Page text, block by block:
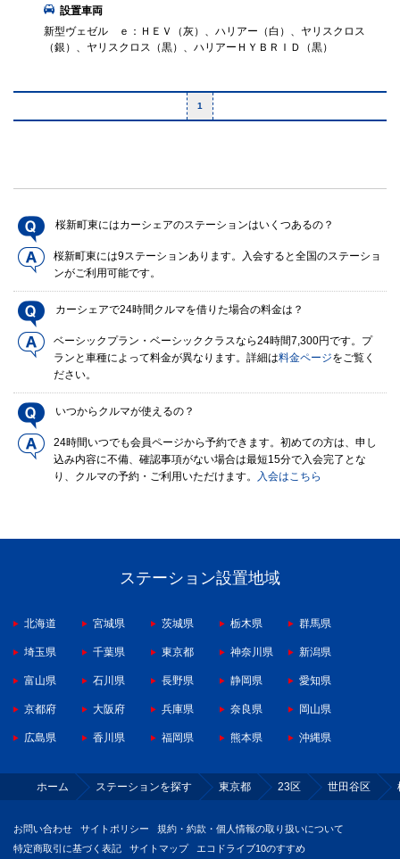
設置車両
新型ヴェゼル ｅ：ＨＥＶ（灰）、ハリアー（白）、ヤリスクロス
（銀）、ヤリスクロス（黒）、ハリアーＨＹＢＲＩＤ（黒）
1
桜新町東にはカーシェアのステーションはいくつあるの？
桜新町東には9ステーションあります。入会すると全国のステーショ
ンがご利用可能です。
カーシェアで24時間クルマを借りた場合の料金は？
ベーシックプラン・ベーシッククラスなら24時間7,300円です。プ
ランと車種によって料金が異なります。詳細は料金ページをご覧く
ださい。
いつからクルマが使えるの？
24時間いつでも会員ページから予約できます。初めての方は、申し
込み内容に不備、確認事項がない場合は最短15分で入会完了とな
り、クルマの予約・ご利用いただけます。
入会はこちら
ステーション設置地域
北海道 宮城県 茨城県 栃木県 群馬県
埼玉県 千葉県 東京都 神奈川県 新潟県
富山県 石川県 長野県 静岡県 愛知県
京都府 大阪府 兵庫県 奈良県 岡山県
広島県 香川県 福岡県 熊本県 沖縄県
ホーム ステーションを探す 東京都 23区 世田谷区
お問い合わせ サイトポリシー
規約・約款・個人情報の取り扱いについて
特定商取引に基づく表記
サイトマップ エコドライブ10のすすめ